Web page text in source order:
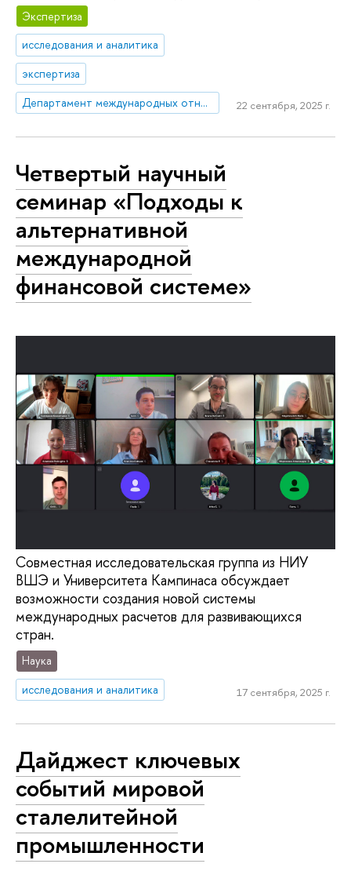
Экспертиза
исследования и аналитика
экспертиза
Департамент международных отношений
22 сентября, 2025 г.
Четвертый научный
семинар «Подходы к
альтернативной
международной
финансовой системе»
Совместная исследовательская группа из НИУ
ВШЭ и Университета Кампинаса обсуждает
возможности создания новой системы
международных расчетов для развивающихся
стран.
Наука
исследования и аналитика
17 сентября, 2025 г.
Дайджест ключевых
событий мировой
сталелитейной
промышленности